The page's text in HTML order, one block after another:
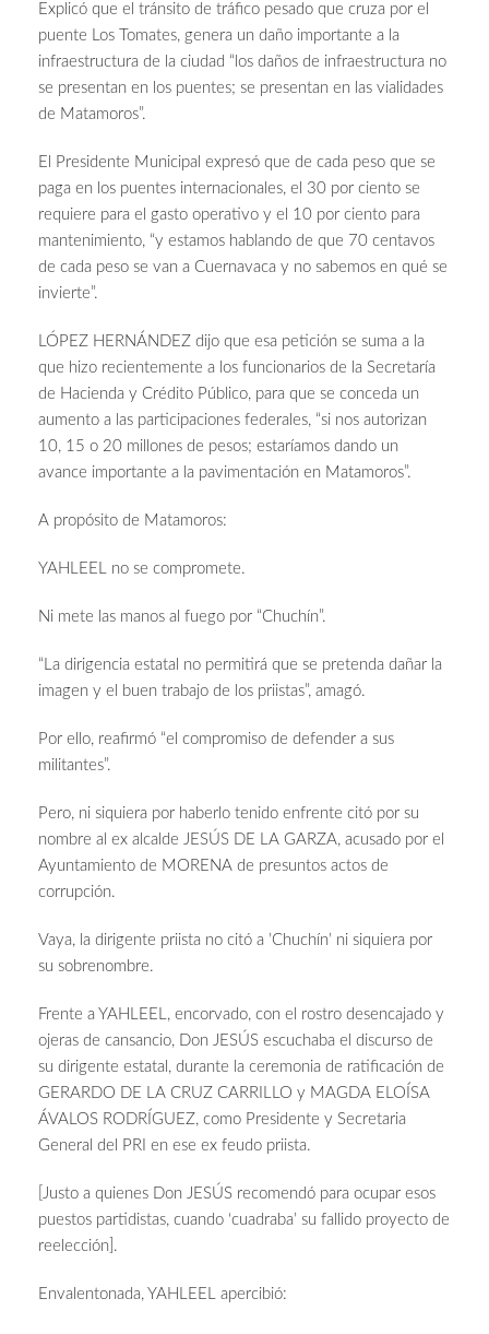
Explicó que el tránsito de tráfico pesado que cruza por el
puente Los Tomates, genera un daño importante a la
infraestructura de la ciudad “los daños de infraestructura no
se presentan en los puentes; se presentan en las vialidades
de Matamoros”.
El Presidente Municipal expresó que de cada peso que se
paga en los puentes internacionales, el 30 por ciento se
requiere para el gasto operativo y el 10 por ciento para
mantenimiento, “y estamos hablando de que 70 centavos
de cada peso se van a Cuernavaca y no sabemos en qué se
invierte”.
LÓPEZ HERNÁNDEZ dijo que esa petición se suma a la
que hizo recientemente a los funcionarios de la Secretaría
de Hacienda y Crédito Público, para que se conceda un
aumento a las participaciones federales, “si nos autorizan
10, 15 o 20 millones de pesos; estaríamos dando un
avance importante a la pavimentación en Matamoros”.
A propósito de Matamoros:
YAHLEEL no se compromete.
Ni mete las manos al fuego por “Chuchín”.
“La dirigencia estatal no permitirá que se pretenda dañar la
imagen y el buen trabajo de los priistas”, amagó.
Por ello, reafirmó “el compromiso de defender a sus
militantes”.
Pero, ni siquiera por haberlo tenido enfrente citó por su
nombre al ex alcalde JESÚS DE LA GARZA, acusado por el
Ayuntamiento de MORENA de presuntos actos de
corrupción.
Vaya, la dirigente priista no citó a ’Chuchín’ ni siquiera por
su sobrenombre.
Frente a YAHLEEL, encorvado, con el rostro desencajado y
ojeras de cansancio, Don JESÚS escuchaba el discurso de
su dirigente estatal, durante la ceremonia de ratificación de
GERARDO DE LA CRUZ CARRILLO y MAGDA ELOÍSA
ÁVALOS RODRÍGUEZ, como Presidente y Secretaria
General del PRI en ese ex feudo priista.
[Justo a quienes Don JESÚS recomendó para ocupar esos
puestos partidistas, cuando ‘cuadraba’ su fallido proyecto de
reelección].
Envalentonada, YAHLEEL apercibió: